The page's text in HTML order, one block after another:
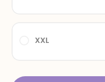
XXL